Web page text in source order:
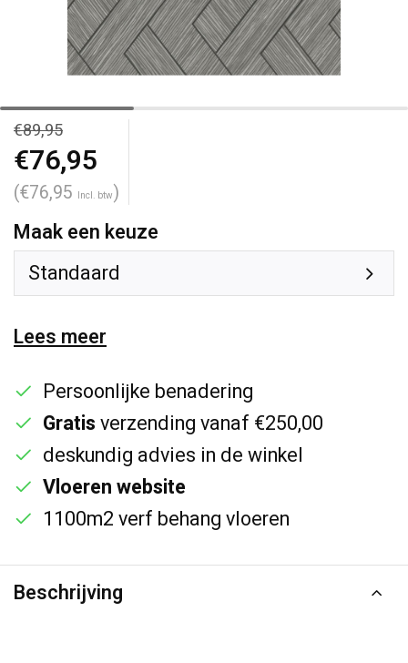
€89,95
€76,95
(€76,95 Incl. btw)
Maak een keuze
Standaard
Lees meer
Persoonlijke benadering
Gratisverzending vanaf €250,00
deskundig advies in de winkel
Vloeren website
1100m2 verf behang vloeren
Beschrijving